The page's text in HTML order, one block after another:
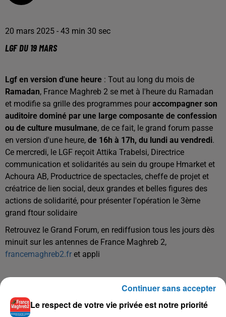
20 mars 2025 - 43 min 30 sec
LGF DU 19 MARS
Lgf en version d'une heure : Tout au long du mois de
Ramadan, France Maghreb 2 se met à l'heure du Ramadan
et modifie sa grille des programmes pour accompagner son
auditoire dominé par une large composante de confession
ou de culture musulmane, de ce fait, le grand forum passe
en version d'une heure, de 16h à 17h, du lundi au vendredi.
Ce mercredi, le LGF reçoit Attika Trabelsi, Directrice
communication et solidarités au sein du groupe Hmarket et
Achoura AB, Productrice de spectacles, cheffe de projet et
créatrice de lien social, deux grandes et belles figures des
actions de solidarité, pour présenter l'opération le 3ème
grand ftour solidaire
Retrouvez le Grand Forum, en rediffusion tous les jours dès
minuit sur les antennes de France Maghreb 2,
francemaghreb2.fr et appli
ausha.co/politique-de-
confidentialite
Le respect de votre vie privée est notre priorité
Continuer sans accepter